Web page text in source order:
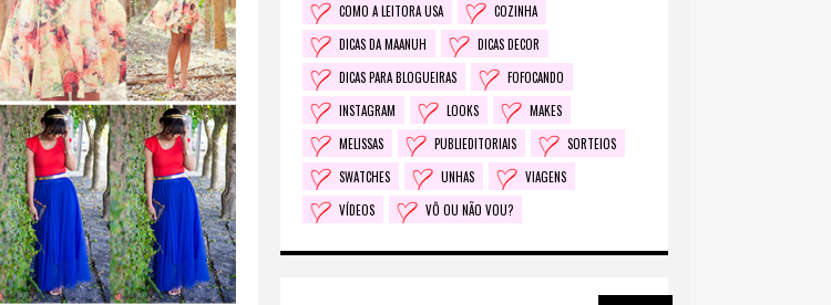
COMO A LEITORA USA
COZINHA
DICAS DA MAANUH
DICAS DECOR
DICAS PARA BLOGUEIRAS
FOFOCANDO
INSTAGRAM
LOOKS
MAKES
MELISSAS
PUBLIEDITORIAIS
SORTEIOS
SWATCHES
UNHAS
VIAGENS
VÍDEOS
VÔ OU NÃO VOU?